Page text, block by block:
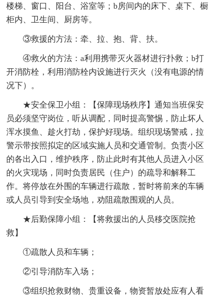
楼梯、窗口、阳台、浴室等；b房间内的床下、桌下、橱
柜内、卫生间、厨房等。
③救援的方法：牵、拉、抱、背、扶。
④救火的方法：a利用携带灭火器材进行扑救；b打
开消防栓，利用消防栓内设施进行灭火（没有电源的情
况下）。
★安全保卫小组：【保障现场秩序】通知当班保安
员必须坚守岗位，听从调配，同时提高警惕，防止坏人
浑水摸鱼、趁火打劫，保护好现场。组织现场警戒，拉
警示带按照拟定的区域实施人员和交通管制。负责小区
的各出入口，维护秩序，防止此时有其他人员进入小区
的火灾现场，同时负责居民（住户）的疏导和解释工
作。将停放在外围的车辆进行疏散，暂时将前来的车辆
或人员引导到安全场地，劝阻疏散围观的人员。
★后勤保障小组：【将救援出的人员移交医院抢
救】
①疏散人员和车辆；
②引导消防车入场；
③组织抢救财物、贵重设备，物资暂放处应有人看